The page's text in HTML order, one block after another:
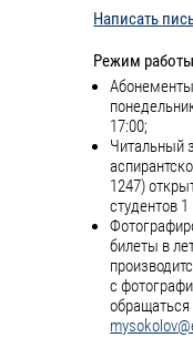
Написать
Режим
17:00;
Читальный
1247)
студентов
билеты в
с
обращаться